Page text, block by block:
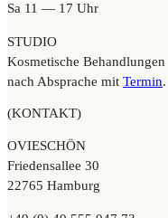
Sa 11 — 17 Uhr
STUDIO
Kosmetische Behandlungen
nach Absprache mit Termin.
(KONTAKT)
OVIESCHÖN
Friedensallee 30
22765 Hamburg